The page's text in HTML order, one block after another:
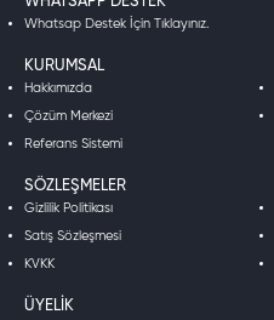
Whatsap Destek İçin Tıklayınız.
KURUMSAL
Hakkımızda
Çözüm Merkezi
Referans Sistemi
SÖZLEŞMELER
Gizlilik Politikası
Satış Sözleşmesi
KVKK
ÜYELIK